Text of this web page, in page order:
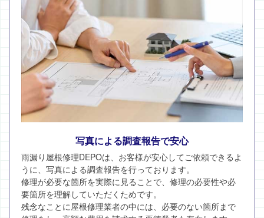
写真による調査報告で安心
雨漏り屋根修理DEPOは、お客様が安心してご依頼できるよ
うに、写真による調査報告を行っております。
修理が必要な箇所を実際に見ることで、修理の必要性や必
要箇所を理解していただくためです。
残念なことに屋根修理業者の中には、必要のない箇所まで